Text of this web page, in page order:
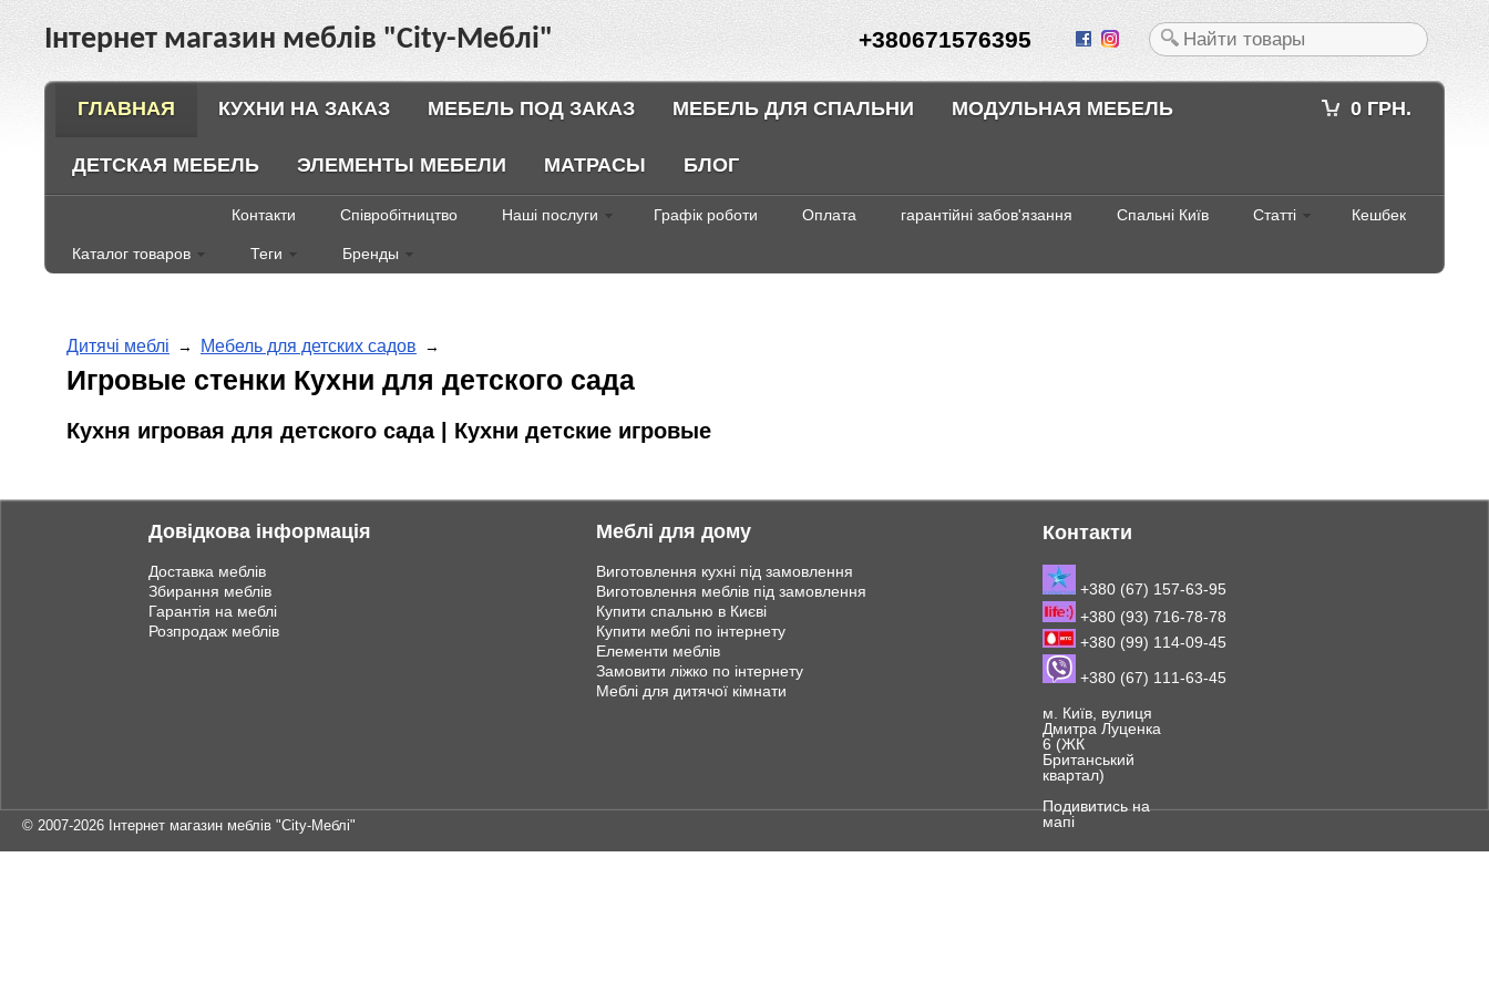
+380671576395
Інтернет магазин меблів "City-Меблі"
0 ГРН.
ГЛАВНАЯ КУХНИ НА ЗАКАЗ МЕБЕЛЬ ПОД ЗАКАЗ МЕБЕЛЬ ДЛЯ СПАЛЬНИ МОДУЛЬНАЯ МЕБЕЛЬ
ДЕТСКАЯ МЕБЕЛЬ ЭЛЕМЕНТЫ МЕБЕЛИ МАТРАСЫ БЛОГ
Контакти Співробітництво Наші послуги Графік роботи Оплата гарантійні забов'язання Спальні Київ Статті Кешбек
Каталог товаров Теги Бренды
Дитячі меблі → Мебель для детских садов →
Игровые стенки Кухни для детского сада
Кухня игровая для детского сада | Кухни детские игровые
Довідкова інформація
Доставка меблів
Збирання меблів
Гарантія на меблі
Розпродаж меблів
Меблі для дому
Виготовлення кухні під замовлення
Виготовлення меблів під замовлення
Купити спальню в Києві
Купити меблі по інтернету
Елементи меблів
Замовити ліжко по інтернету
Меблі для дитячої кімнати
Контакти
+380 (67) 157-63-95
+380 (93) 716-78-78
+380 (99) 114-09-45
+380 (67) 111-63-45
м. Київ, вулиця
Дмитра Луценка
6 (ЖК
Британський
квартал)
Подивитись на
мапі
© 2007-2026 Інтернет магазин меблів "City-Меблі"